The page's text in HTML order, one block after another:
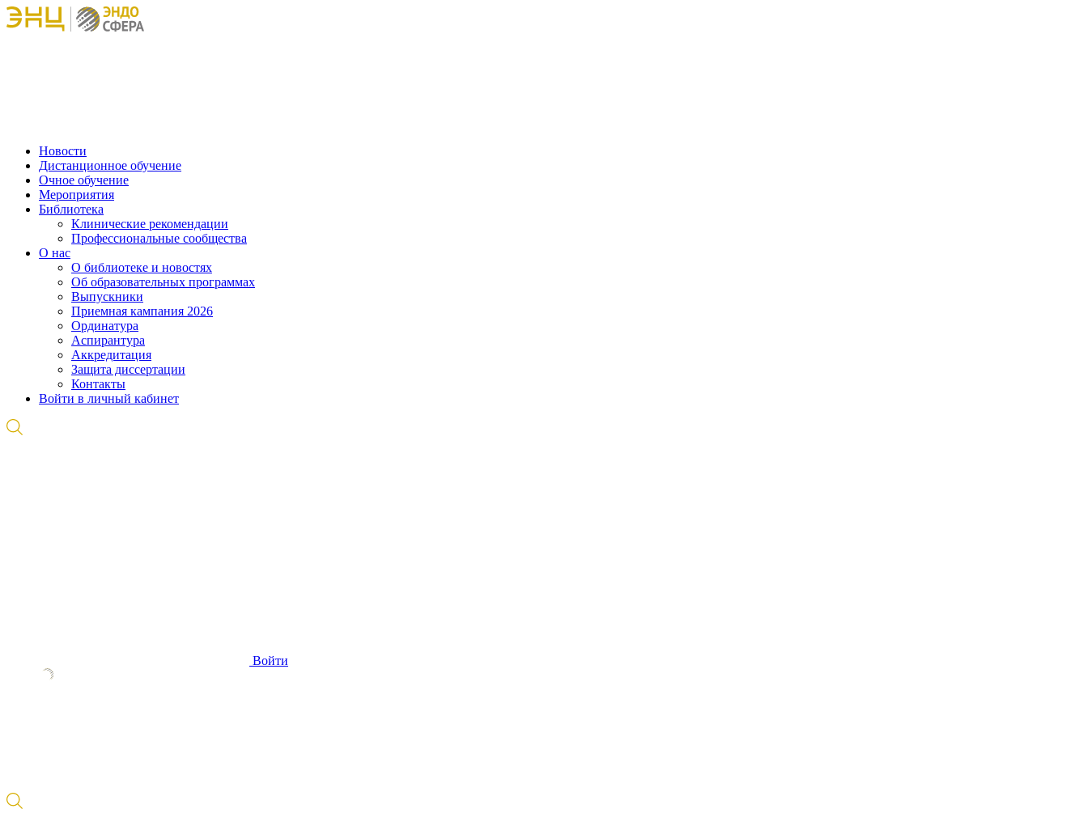
Новости
Дистанционное обучение
Очное обучение
Мероприятия
Библиотека
Клинические рекомендации
Профессиональные сообщества
О нас
О библиотеке и новостях
Об образовательных программах
Выпускники
Приемная кампания 2026
Ординатура
Аспирантура
Аккредитация
Защита диссертации
Контакты
Войти в личный кабинет
Войти